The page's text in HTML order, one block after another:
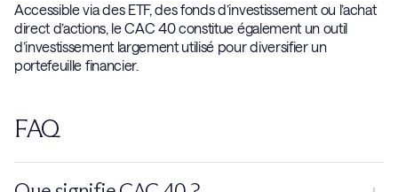
Accessible via des ETF, des fonds d’investissement ou l’achat
direct d’actions, le CAC 40 constitue également un outil
d’investissement largement utilisé pour diversifier un
portefeuille financier.
FAQ